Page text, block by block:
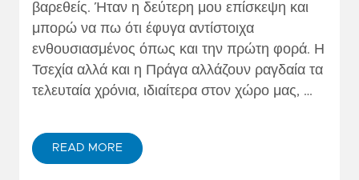
βαρεθείς. Ήταν η δεύτερη μου επίσκεψη και
μπορώ να πω ότι έφυγα αντίστοιχα
ενθουσιασμένος όπως και την πρώτη φορά. Η
Τσεχία αλλά και η Πράγα αλλάζουν ραγδαία τα
τελευταία χρόνια, ιδιαίτερα στον χώρο μας, …
READ MORE